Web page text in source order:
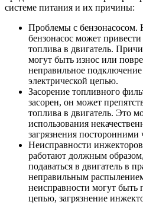
системе питания и их причины:
Проблемы с
бензонасос может
топлива в двигатель.
могут быть износ или
неправильное
электрической цепью.
Засорение топливного
засорен, он может
топлива в двигатель. Это
использования
загрязнения посторонними
Неисправности
работают должным
подаваться в двигатель в
неправильным
неисправности могут быть
цепью, загрязнение